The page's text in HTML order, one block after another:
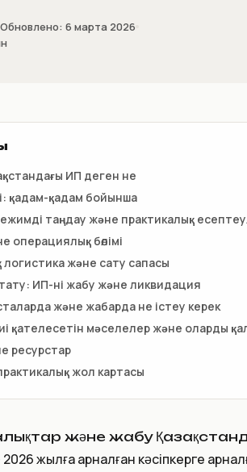
Обновлено: 6 марта 2026
ИП деген не
қадам-қадам бойынша
таңдау және практикалық
операциялық бөлімі
және сату сапасы
ИП-ні жабу және ликвидация
және жабарда не істеу керек
қателесетін мәселелер және оларды
ресурстар
жол картасы
және жабу
жылға арналған кәсіпкерге